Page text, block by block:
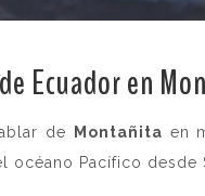
Ecuador en
de Montañita en
Pacífico desde